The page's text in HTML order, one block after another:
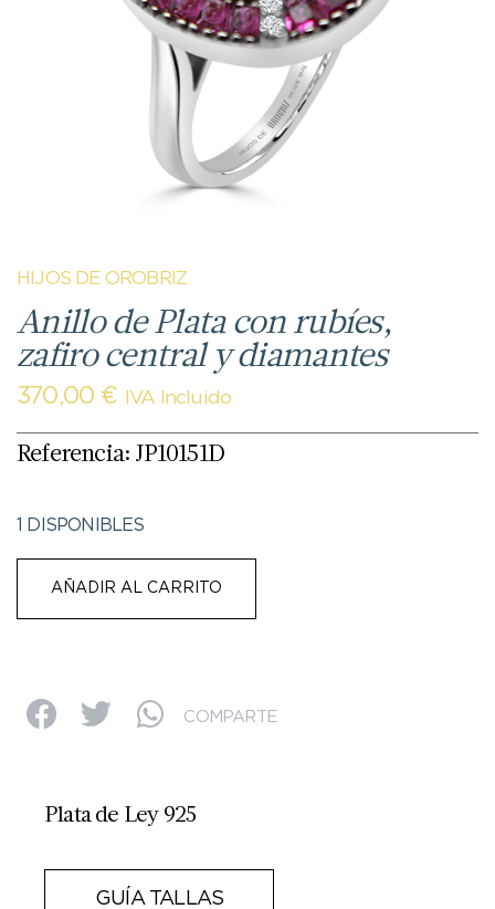
HIJOS DE OROBRIZ
Anillo de Plata con rubíes,
zafiro central y diamantes
370,00 € IVA Incluido
Referencia: JP10151D
1 DISPONIBLES
AÑADIR AL CARRITO
COMPARTE
Plata de Ley 925
GUÍA TALLAS